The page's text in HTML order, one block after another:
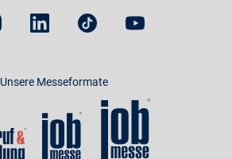
Unsere Messeformate